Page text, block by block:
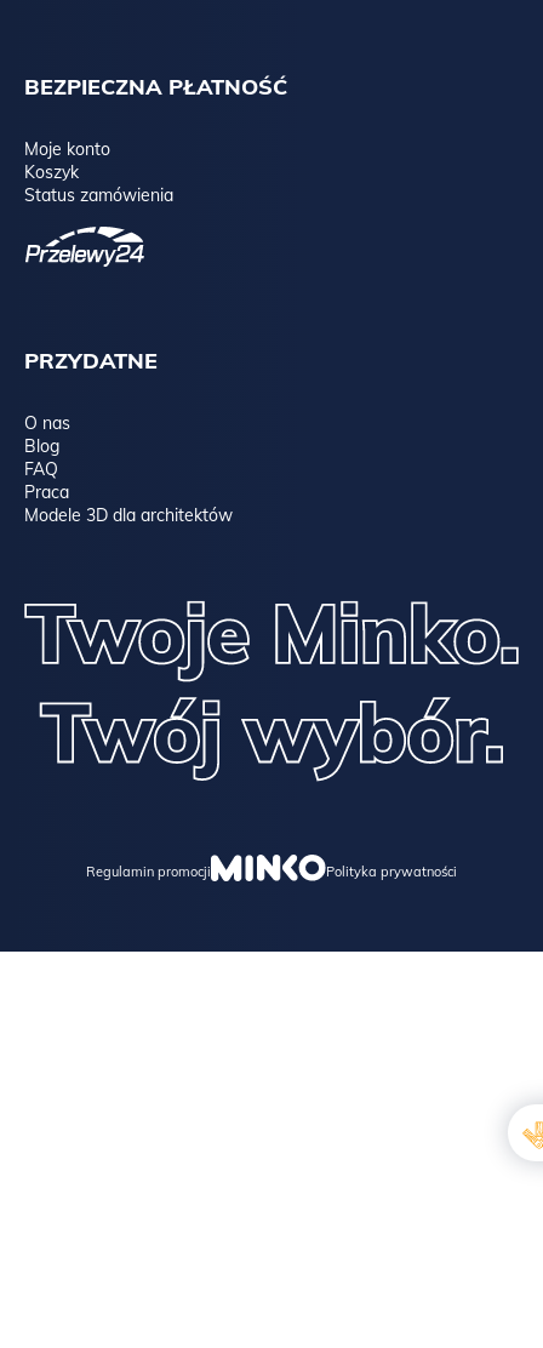
BEZPIECZNA PŁATNOŚĆ
Moje konto
Koszyk
Status zamówienia
PRZYDATNE
O nas
Blog
FAQ
Praca
Modele 3D dla architektów
Regulamin promocji Polityka prywatności